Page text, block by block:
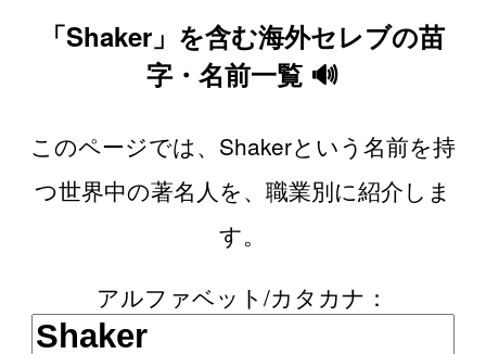
「Shaker」を含む海外セレブの苗
字・名前一覧 🔊
このページでは、Shakerという名前を持
つ世界中の著名人を、職業別に紹介しま
す。
アルファベット/カタカナ：